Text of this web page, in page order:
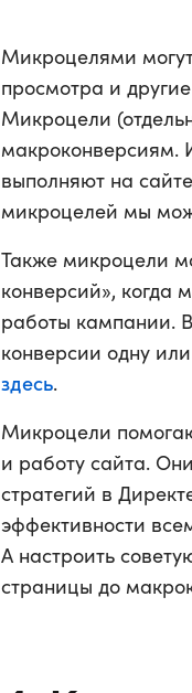
Микроцелями
просмотра и
Микроцели
макроконверсиям.
выполняют на
микроцелей мы
Также микроцели
конверсий», когда
работы кампании.
конверсии одну
здесь.
Микроцели
и работу сайта.
стратегий в
эффективности
А настроить
страницы до